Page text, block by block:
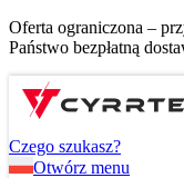
Oferta ograniczona –
Państwo bezpłatną
Czego szukasz?
Otwórz menu